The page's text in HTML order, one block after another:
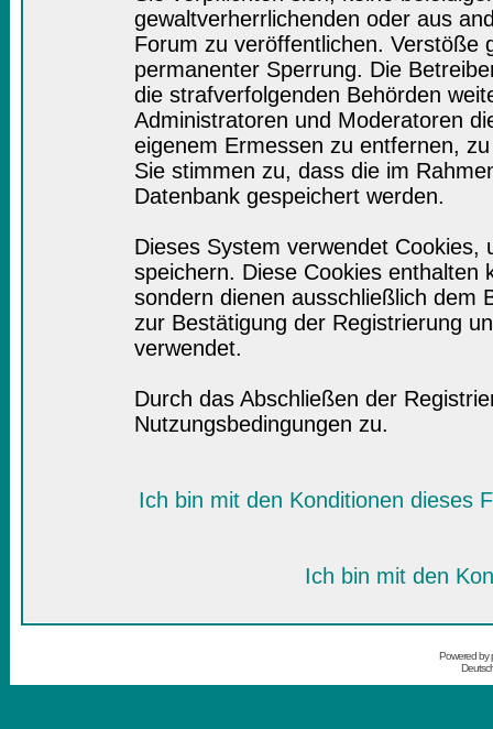
gewaltverherrlichenden oder aus
Forum zu veröffentlichen. Verstöße
permanenter Sperrung. Die
die strafverfolgenden Behörden
Administratoren und Moderatoren
eigenem Ermessen zu entfernen,
Sie stimmen zu, dass die im
Datenbank gespeichert werden.
Dieses System verwendet
speichern. Diese Cookies enthalten
sondern dienen ausschließlich dem
zur Bestätigung der Registrierung
verwendet.
Durch das Abschließen der
Nutzungsbedingungen zu.
Ich bin mit den Konditionen dieses
Ich bin mit den
Powered by